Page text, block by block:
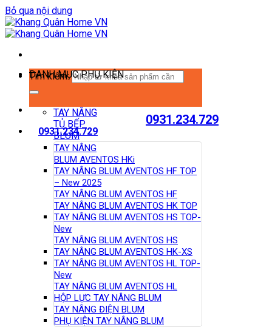
Bỏ qua nội dung
Tìm kiếm:
0931.234.729
0931.234.729
DANH MỤC PHỤ KIỆN
TAY NÂNG
TỦ BẾP
BLUM
TAY NÂNG
BLUM AVENTOS HKi
TAY NÂNG BLUM AVENTOS HF TOP
– New 2025
TAY NÂNG BLUM AVENTOS HF
TAY NÂNG BLUM AVENTOS HK TOP
TAY NÂNG BLUM AVENTOS HS TOP-
New
TAY NÂNG BLUM AVENTOS HS
TAY NÂNG BLUM AVENTOS HK-XS
TAY NÂNG BLUM AVENTOS HL TOP-
New
TAY NÂNG BLUM AVENTOS HL
HỘP LỰC TAY NÂNG BLUM
TAY NÂNG ĐIỆN BLUM
PHỤ KIỆN TAY NÂNG BLUM